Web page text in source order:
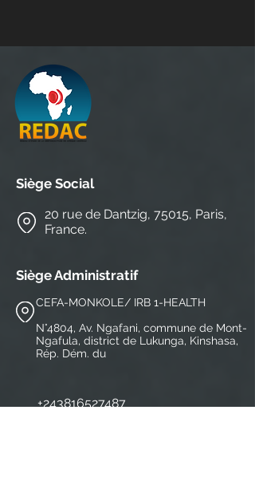
Siège Social
20 rue de Dantzig, 75015, Paris,
France.
Siège Administratif
CEFA-MONKOLE/ IRB 1-HEALTH
N°4804, Av. Ngafani, commune de Mont-
Ngafula, district de Lukunga, Kinshasa,
Rép. Dém. du
+243816527487